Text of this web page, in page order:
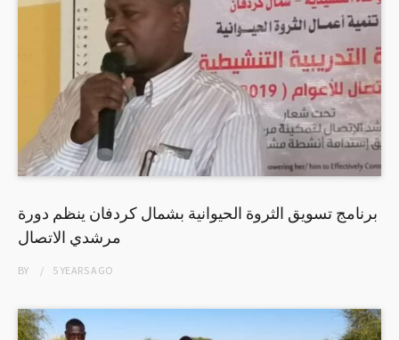
برنامج تسويق الثروة الحيوانية بشمال كردفان ينظم دورة
مرشدي الاتصال
BY 5 YEARSAGO